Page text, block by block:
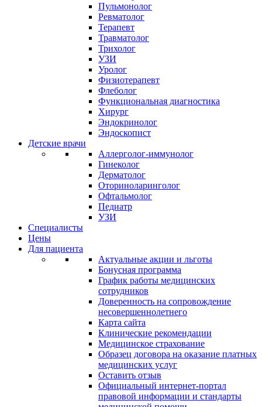
Пульмонолог
Ревматолог
Терапевт
Травматолог
Трихолог
УЗИ
Уролог
Физиотерапевт
Флеболог
Функциональная диагностика
Хирург
Эндокринолог
Эндоскопист
Детские врачи
Аллерголог-иммунолог
Гинеколог
Дерматолог
Оториноларинголог
Офтальмолог
Педиатр
УЗИ
Специалисты
Цены
Для пациента
Актуальные акции и льготы
Бонусная программа
График работы медицинских
сотрудников
Доверенность на сопровождение
несовершеннолетнего
Карта сайта
Клинические рекомендации
Медицинское страхование
Образец договора на оказание платных
медицинских услуг
Оставить отзыв
Официальный интернет-портал
правовой информации и стандарты